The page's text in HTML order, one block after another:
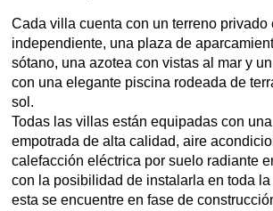
Cada villa cuenta con un terreno privado
independiente, una plaza de
sótano, una azotea con vistas al mar y
con una elegante piscina rodeada de
sol.
Todas las villas están equipadas con
empotrada de alta calidad, aire
calefacción eléctrica por suelo radiante
con la posibilidad de instalarla en toda
esta se encuentre en fase de